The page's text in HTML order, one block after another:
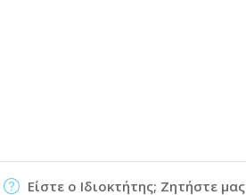
Είστε ο Ιδιοκτήτης; Ζητήστε μας